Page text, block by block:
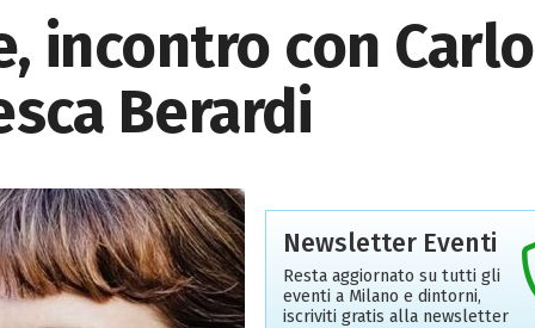
incontro con Carlo
Berardi
Newsletter Eventi
Resta aggiornato su tutti gli
eventi a Milano e dintorni,
iscriviti gratis alla newsletter